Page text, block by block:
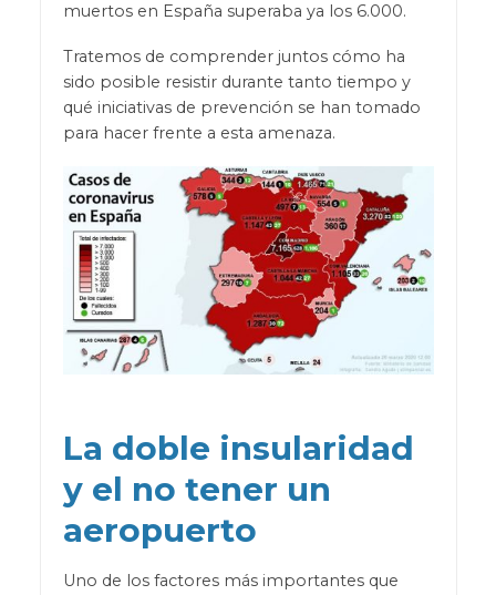
muertos en España superaba ya los 6.000.
Tratemos de comprender juntos cómo ha
sido posible resistir durante tanto tiempo y
qué iniciativas de prevención se han tomado
para hacer frente a esta amenaza.
La doble insularidad
y el no tener un
aeropuerto
Uno de los factores más importantes que